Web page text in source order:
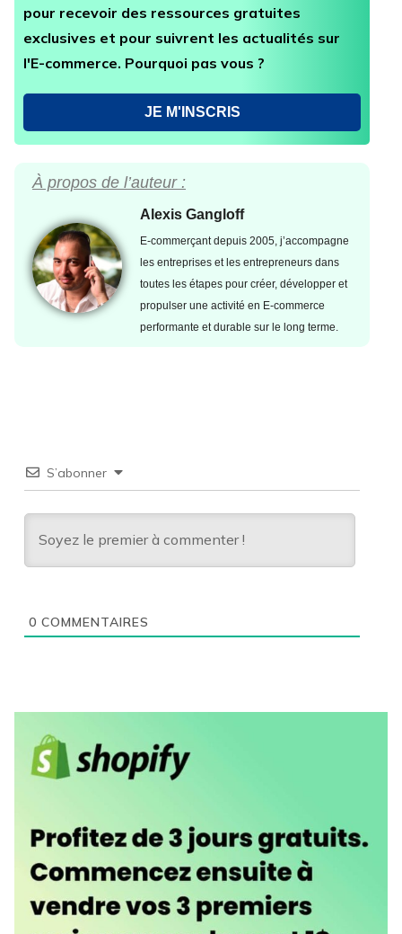
pour recevoir des ressources gratuites
exclusives et pour suivrent les actualités sur
l'E-commerce. Pourquoi pas vous ?
JE M'INSCRIS
À propos de l’auteur :
Alexis Gangloff
E-commerçant depuis 2005, j’accompagne
les entreprises et les entrepreneurs dans
toutes les étapes pour créer, développer et
propulser une activité en E-commerce
performante et durable sur le long terme.
S’abonner
0 COMMENTAIRES